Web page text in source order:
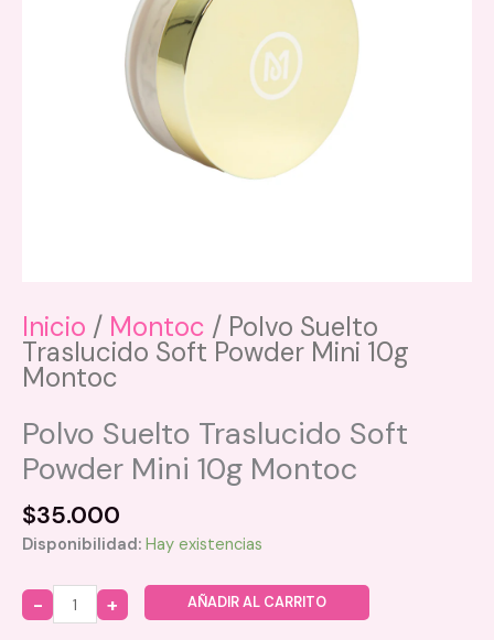
Inicio / Montoc / Polvo Suelto
Traslucido Soft Powder Mini 10g
Montoc
Polvo Suelto Traslucido Soft
Powder Mini 10g Montoc
$35.000
Disponibilidad: Hay existencias
Quantity
AÑADIR AL CARRITO